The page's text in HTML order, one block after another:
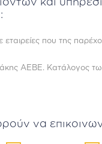
που της
ΑΕΒΕ. Κατάλογος
να